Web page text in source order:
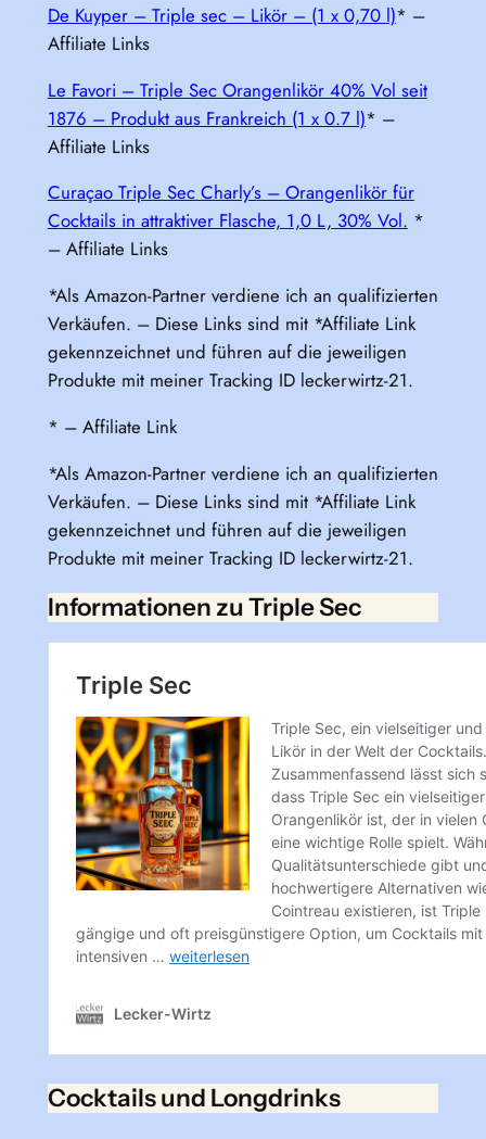
De Kuyper – Triple sec – Likör – (1 x 0,70 l)* –
Affiliate Links
Le Favori – Triple Sec Orangenlikör 40% Vol seit
1876 – Produkt aus Frankreich (1 x 0.7 l)* –
Affiliate Links
Curaçao Triple Sec Charly’s – Orangenlikör für
Cocktails in attraktiver Flasche, 1,0 L, 30% Vol. *
– Affiliate Links
*Als Amazon-Partner verdiene ich an qualifizierten
Verkäufen. – Diese Links sind mit *Affiliate Link
gekennzeichnet und führen auf die jeweiligen
Produkte mit meiner Tracking ID leckerwirtz-21.
* – Affiliate Link
*Als Amazon-Partner verdiene ich an qualifizierten
Verkäufen. – Diese Links sind mit *Affiliate Link
gekennzeichnet und führen auf die jeweiligen
Produkte mit meiner Tracking ID leckerwirtz-21.
Informationen zu Triple Sec
Cocktails und Longdrinks